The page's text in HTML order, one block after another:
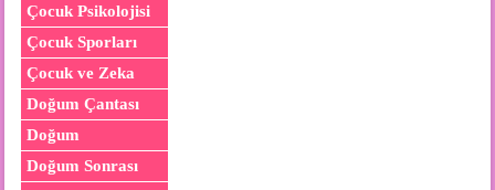
Çocuk Psikolojisi
Çocuk Sporları
Çocuk ve Zeka
Doğum Çantası
Doğum
Doğum Sonrası